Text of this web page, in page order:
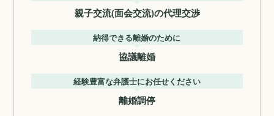
親子交流(面会交流)の代理交渉
納得できる離婚のために
協議離婚
経験豊富な弁護士にお任せください
離婚調停